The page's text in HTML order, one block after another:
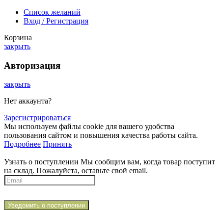
Список желаний
Вход / Регистрация
Корзина
закрыть
Авторизация
закрыть
Нет аккаунта?
Зарегистрироваться
Мы используем файлы cookie для вашего удобства
пользования сайтом и повышения качества работы сайта.
Подробнее Принять
Узнать о поступлении Мы сообщим вам, когда товар поступит
на склад. Пожалуйста, оставьте свой email.
Уведомить о поступлении